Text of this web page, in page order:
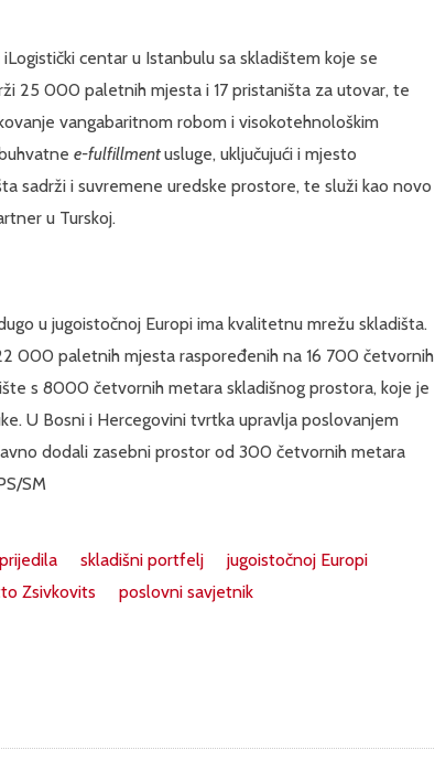
centar u Istanbulu sa skladištem koje se
25 000 paletnih mjesta i 17 pristaništa za utovar, te
vangabaritnom robom i visokotehnološkim
e-fulfillmentusluge, uključujući i mjesto
sadrži i suvremene uredske prostore, te služi kao novo
u Turskoj.
u jugoistočnoj Europi ima kvalitetnu mrežu skladišta.
000 paletnih mjesta raspoređenih na 16 700 četvornih
s 8000 četvornih metara skladišnog prostora, koje je
U Bosni i Hercegovini tvrtka upravlja poslovanjem
dodali zasebni prostor od 300 četvornih metara
SM
skladišni portfelj
jugoistočnoj Europi
Zsivkovits
poslovni savjetnik